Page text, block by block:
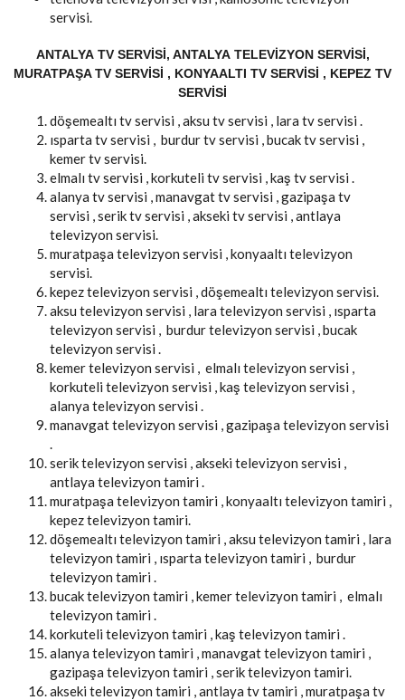
servisi.
ANTALYA TV SERVISI, ANTALYA TELEVIZYON SERVISI,
MURATPAŞA TV SERVISI , KONYAALTI TV SERVISI , KEPEZ TV
SERVISI
döşemealtı tv servisi , aksu tv servisi , lara tv servisi .
ısparta tv servisi , burdur tv servisi , bucak tv servisi ,
kemer tv servisi.
elmalı tv servisi , korkuteli tv servisi , kaş tv servisi .
alanya tv servisi , manavgat tv servisi , gazipaşa tv
servisi , serik tv servisi , akseki tv servisi , antlaya
televizyon servisi.
muratpaşa televizyon servisi , konyaaltı televizyon
servisi.
kepez televizyon servisi , döşemealtı televizyon servisi.
aksu televizyon servisi , lara televizyon servisi , ısparta
televizyon servisi , burdur televizyon servisi , bucak
televizyon servisi .
kemer televizyon servisi , elmalı televizyon servisi ,
korkuteli televizyon servisi , kaş televizyon servisi ,
alanya televizyon servisi .
manavgat televizyon servisi , gazipaşa televizyon servisi
.
serik televizyon servisi , akseki televizyon servisi ,
antlaya televizyon tamiri .
muratpaşa televizyon tamiri , konyaaltı televizyon tamiri ,
kepez televizyon tamiri.
döşemealtı televizyon tamiri , aksu televizyon tamiri , lara
televizyon tamiri , ısparta televizyon tamiri , burdur
televizyon tamiri .
bucak televizyon tamiri , kemer televizyon tamiri , elmalı
televizyon tamiri .
korkuteli televizyon tamiri , kaş televizyon tamiri .
alanya televizyon tamiri , manavgat televizyon tamiri ,
gazipaşa televizyon tamiri , serik televizyon tamiri.
akseki televizyon tamiri , antlaya tv tamiri , muratpaşa tv